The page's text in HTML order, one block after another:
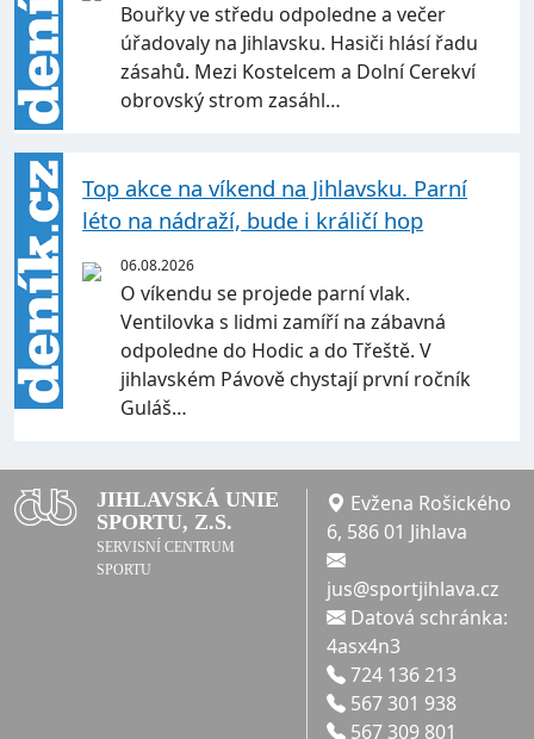
Bouřky ve středu odpoledne a večer
úřadovaly na Jihlavsku. Hasiči hlásí řadu
zásahů. Mezi Kostelcem a Dolní Cerekví
obrovský strom zasáhl…
Top akce na víkend na Jihlavsku. Parní
léto na nádraží, bude i králičí hop
06.08.2026
O víkendu se projede parní vlak.
Ventilovka s lidmi zamíří na zábavná
odpoledne do Hodic a do Třeště. V
jihlavském Pávově chystají první ročník
Guláš…
JIHLAVSKÁ UNIE
SPORTU, Z.S.
SERVISNÍ CENTRUM
SPORTU
Evžena Rošického
6, 586 01 Jihlava
jus@sportjihlava.cz
Datová schránka:
4asx4n3
724 136 213
567 301 938
567 309 801